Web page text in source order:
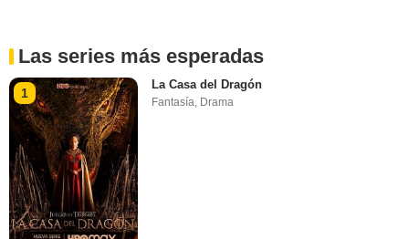
Las series más esperadas
1
La Casa del Dragón
Fantasía Drama